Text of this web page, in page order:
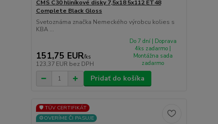
CMS C30 hliníkové disky 7,5x18 5x112 ET48
Complete Black Gloss
Svetoznáma značka Nemeckého výrobcu kolies s
KBA ...
151,75 EUR/ks
123,37 EUR bez DPH
Do 7 dní | Doprava
4ks zadarmo |
Montážna sada
zadarmo
Pridať do košíka
🛡️ TÜV CERTIFIKÁT
⚙️OVERÍME ČI PASUJE